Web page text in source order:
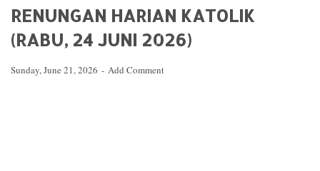
RENUNGAN HARIAN KATOLIK
(RABU, 24 JUNI 2026)
Sunday, June 21, 2026 Add Comment